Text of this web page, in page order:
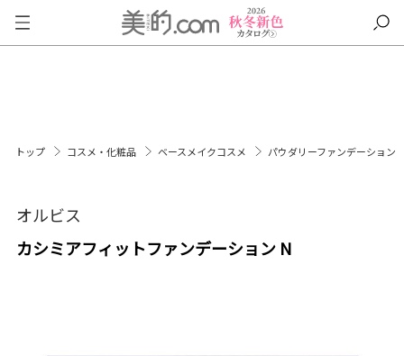
トップ コスメ・化粧品 ベースメイクコスメ パウダリーファンデーション
オルビス
カシミアフィットファンデーション N